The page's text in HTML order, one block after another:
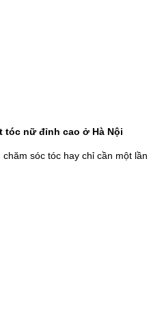
tóc nữ đỉnh cao ở Hà Nội
sóc tóc hay chỉ cần một lần